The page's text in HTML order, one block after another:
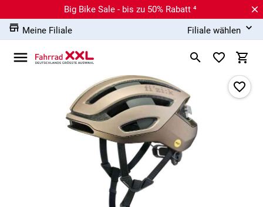
Big Bike Sale - bis zu 50% Rabatt ⁴
Meine Filiale
Filiale wählen